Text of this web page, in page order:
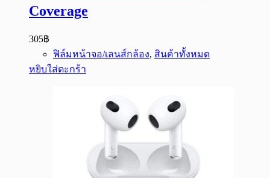
Coverage
305฿
ฟิล์มหน้าจอ/เลนส์กล้อง, สินค้าทั้งหมด
หยิบใส่ตะกร้า